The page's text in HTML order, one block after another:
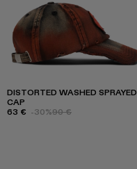
DISTORTED WASHED SPRAYED
CAP
63 € -30%90 €